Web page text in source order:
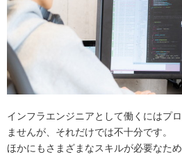
インフラエンジニアとして働くにはプ
ませんが、それだけでは不十分です。
ほかにもさまざまなスキルが必要なた